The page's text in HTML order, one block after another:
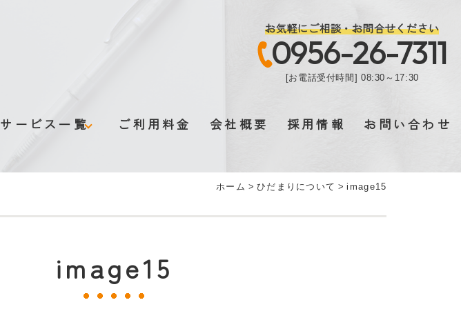
お気軽にご相談・お問合せください
0956-26-7311
[お電話受付時間] 08:30～17:30
サービス一覧
デイサービス
みまもりサービス
ご利用料金 会社概要 採用情報 お問い合わせ
ホーム > ひだまりについて >image15
image15